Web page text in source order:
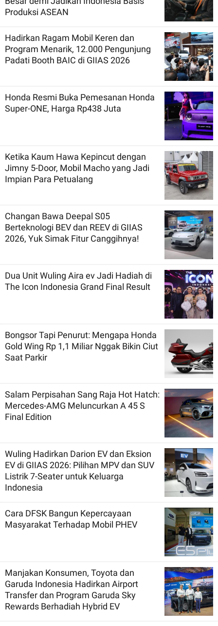
Produksi ASEAN
Hadirkan Ragam Mobil Keren dan
Program Menarik, 12.000 Pengunjung
Padati Booth BAIC di GIIAS 2026
Honda Resmi Buka Pemesanan Honda
Super-ONE, Harga Rp438 Juta
Ketika Kaum Hawa Kepincut dengan
Jimny 5-Door, Mobil Macho yang Jadi
Impian Para Petualang
Changan Bawa Deepal S05
Berteknologi BEV dan REEV di GIIAS
2026, Yuk Simak Fitur Canggihnya!
Dua Unit Wuling Aira ev Jadi Hadiah di
The Icon Indonesia Grand Final Result
Bongsor Tapi Penurut: Mengapa Honda
Gold Wing Rp 1,1 Miliar Nggak Bikin Ciut
Saat Parkir
Salam Perpisahan Sang Raja Hot Hatch:
Mercedes-AMG Meluncurkan A 45 S
Final Edition
Wuling Hadirkan Darion EV dan Eksion
EV di GIIAS 2026: Pilihan MPV dan SUV
Listrik 7-Seater untuk Keluarga
Indonesia
Cara DFSK Bangun Kepercayaan
Masyarakat Terhadap Mobil PHEV
Manjakan Konsumen, Toyota dan
Garuda Indonesia Hadirkan Airport
Transfer dan Program Garuda Sky
Rewards Berhadiah Hybrid EV